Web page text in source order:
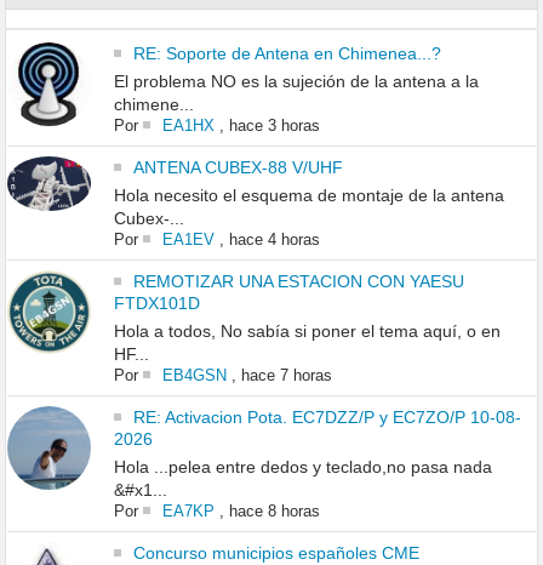
RE: Soporte de Antena en Chimenea...?
El problema NO es la sujeción de la antena a la
chimene...
Por EA1HX, hace 3 horas
ANTENA CUBEX-88 V/UHF
Hola necesito el esquema de montaje de la antena
Cubex-...
Por EA1EV, hace 4 horas
REMOTIZAR UNA ESTACION CON YAESU
FTDX101D
Hola a todos, No sabía si poner el tema aquí, o en
HF...
Por EB4GSN , hace 7 horas
RE: Activacion Pota. EC7DZZ/P y EC7ZO/P 10-08-
2026
Hola ...pelea entre dedos y teclado,no pasa nada
&#x1...
Por EA7KP , hace 8 horas
Concurso municipios españoles CME